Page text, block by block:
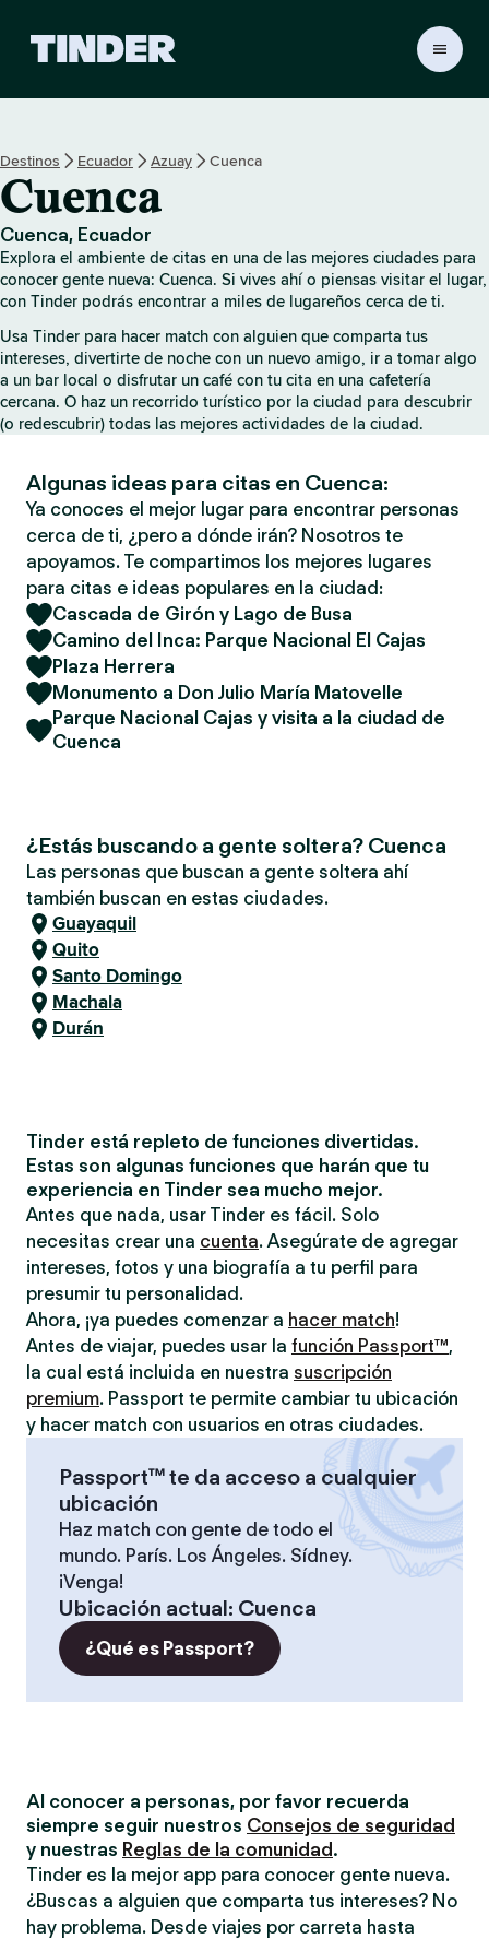
o
i
n
d
r
Destinos Ecuador Azuay Cuenca
Cuenca
Cuenca, Ecuador
Explora el ambiente de citas en una de las mejores ciudades para
conocer gente nueva: Cuenca. Si vives ahí o piensas visitar el lugar,
con Tinder podrás encontrar a miles de lugareños cerca de ti.
Usa Tinder para hacer match con alguien que comparta tus
intereses, divertirte de noche con un nuevo amigo, ir a tomar algo
a un bar local o disfrutar un café con tu cita en una cafetería
cercana. O haz un recorrido turístico por la ciudad para descubrir
(o redescubrir) todas las mejores actividades de la ciudad.
Algunas ideas para citas en Cuenca:
Ya conoces el mejor lugar para encontrar personas
cerca de ti, ¿pero a dónde irán? Nosotros te
apoyamos. Te compartimos los mejores lugares
para citas e ideas populares en la ciudad:
Cascada de Girón y Lago de Busa
Camino del Inca: Parque Nacional El Cajas
Plaza Herrera
Monumento a Don Julio María Matovelle
Parque Nacional Cajas y visita a la ciudad de
Cuenca
¿Estás buscando a gente soltera? Cuenca
Las personas que buscan a gente soltera ahí
también buscan en estas ciudades.
Guayaquil
Quito
Santo Domingo
Machala
Durán
Tinder está repleto de funciones divertidas.
Estas son algunas funciones que harán que tu
experiencia en Tinder sea mucho mejor.
Antes que nada, usar Tinder es fácil. Solo
necesitas crear una cuenta. Asegúrate de agregar
intereses, fotos y una biografía a tu perfil para
presumir tu personalidad.
Ahora, ¡ya puedes comenzar a hacer match!
Antes de viajar, puedes usar la función Passport™,
la cual está incluida en nuestra suscripción
premium. Passport te permite cambiar tu ubicación
y hacer match con usuarios en otras ciudades.
Passport™ te da acceso a cualquier
ubicación
Haz match con gente de todo el
mundo. París. Los Ángeles. Sídney.
¡Venga!
Ubicación actual: Cuenca
¿Qué es Passport?
Al conocer a personas, por favor recuerda
siempre seguir nuestros Consejos de seguridad
y nuestras Reglas de la comunidad .
Tinder es la mejor app para conocer gente nueva.
¿Buscas a alguien que comparta tus intereses? No
hay problema. Desde viajes por carreta hasta